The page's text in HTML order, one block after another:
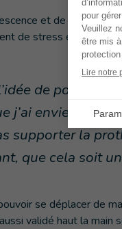
et de
de stress et de
de pouvoir
j’ai envie de
supporter la
que cela soit
se déplacer de
validé haut la